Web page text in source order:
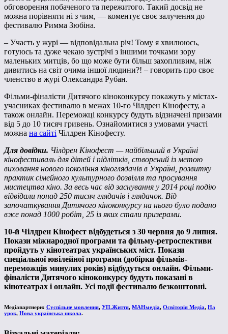
обговорення побаченого та пережитого. Такий досвід не
можна порівняти ні з чим, — коментує своє залучення до
фестивалю Римма Зюбіна.
– Участь у журі — відповідальна річ! Тому я хвилююсь,
готуюсь та дуже чекаю зустрічі з іншими точками зору
маленьких митців, бо що може бути більш захопливим, ніж
дивитись на світ очима іншої людини?! – говорить про своє
членство в журі Олександра Рубан.
Фільми-фіналісти Дитячого кіноконкурсу покажуть у містах-
учасниках фестивалю в межах 10-го Чілдрен Кінофесту, а
також онлайн. Переможці конкурсу будуть відзначені призами
від 5 до 10 тисяч гривень. Ознайомитися з умовами участі
можна на сайті Чілдрен Кінофесту.
Для довідки. Чілдрен Кінофест — найбільший в Україні
кінофестиваль для дітей і підлітків, створений із метою
виховання нового покоління кіноглядачів в Україні, розвитку
практик сімейного культурного дозвілля та просування
мистецтва кіно. За весь час від заснування у 2014 році подію
відвідали понад 250 тисяч глядачів і глядачок. Від
започаткування Дитячого кіноконкурсу на нього було подано
вже понад 1000 робіт, 25 із яких стали призерами.
10-й Чілдрен Кінофест відбудеться з 30 червня до 9 липня.
Покази міжнародної програми та фільму-ретроспективи
пройдуть у кінотеатрах українських міст. Покази
спеціальної ювілейної програми (добірки фільмів-
переможців минулих років) відбудуться онлайн. Фільми-
фіналісти Дитячого кіноконкурсу будуть показані в
кінотеатрах і онлайн. Усі події фестивалю безкоштовні.
Медіапартнери: Суспільне мовлення, УП.Життя, МАНмедіа, Освіторія Медіа, На
урок, Нова українська школа.